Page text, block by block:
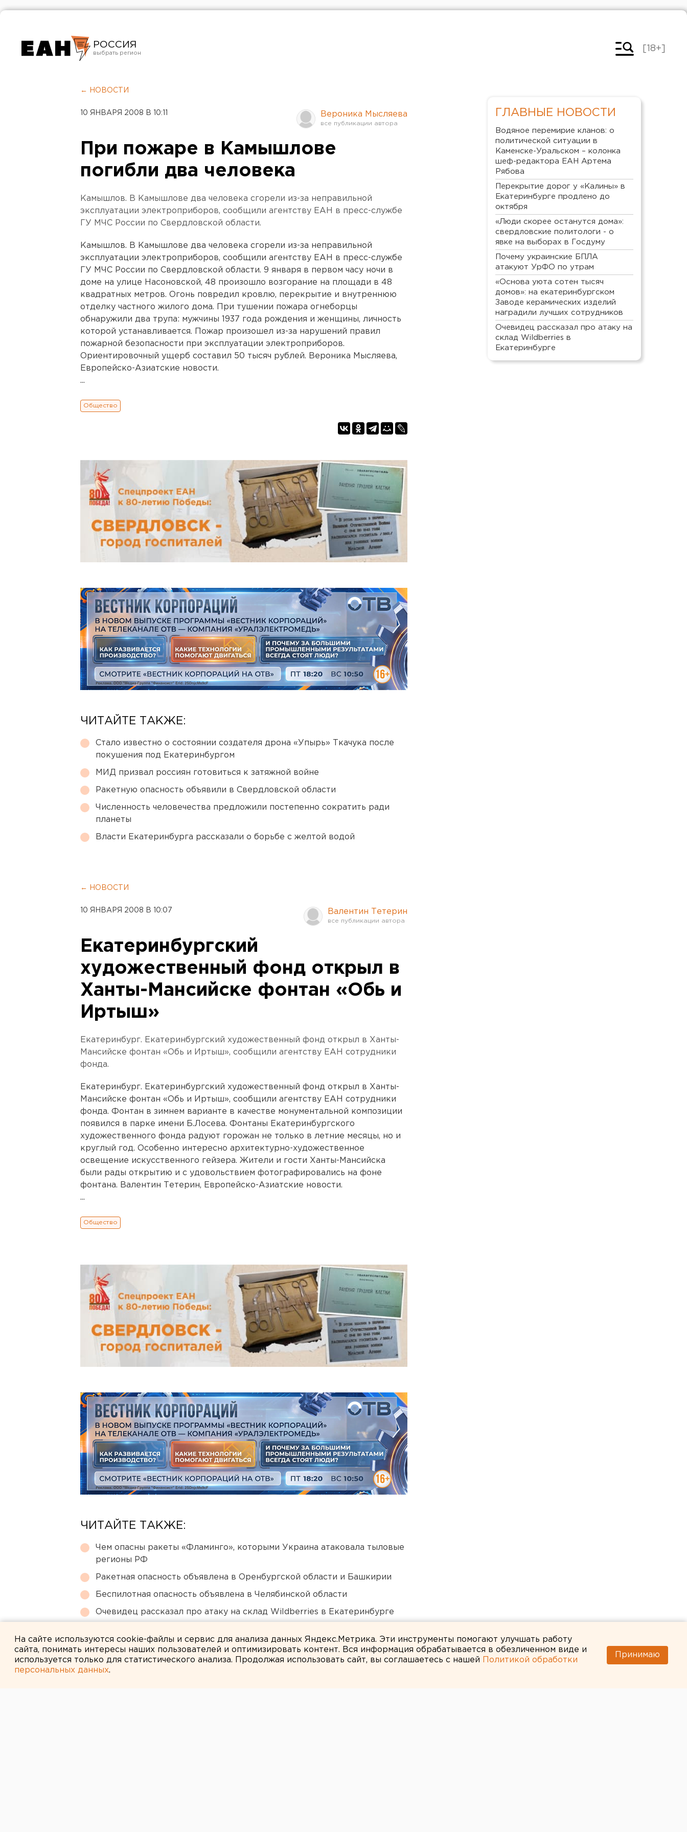
РОССИЯ
Челябинск
[18+]
← НОВОСТИ
10 ЯНВАРЯ 2008 В 10:11 Вероника Мысляева
При пожаре в Камышлове
погибли два человека
Камышлов. В Камышлове два человека сгорели из-за неправильной
эксплуатации электроприборов, сообщили агентству ЕАН в пресс-службе
ГУ МЧС России по Свердловской области.
Камышлов. В Камышлове два человека сгорели из-за неправильной
эксплуатации электроприборов, сообщили агентству ЕАН в пресс-службе
ГУ МЧС России по Свердловской области. 9 января в первом часу ночи в
доме на улице Насоновской, 48 произошло возгорание на площади в 48
квадратных метров. Огонь повредил кровлю, перекрытие и внутреннюю
отделку частного жилого дома. При тушении пожара огнеборцы
обнаружили два трупа: мужчины 1937 года рождения и женщины, личность
которой устанавливается. Пожар произошел из-за нарушений правил
пожарной безопасности при эксплуатации электроприборов.
Ориентировочный ущерб составил 50 тысяч рублей. Вероника Мысляева,
Европейско-Азиатские новости.
...
Общество
ЧИТАЙТЕ ТАКЖЕ:
Стало известно о состоянии создателя дрона «Упырь» Ткачука после
покушения под Екатеринбургом
МИД призвал россиян готовиться к затяжной войне
Ракетную опасность объявили в Свердловской области
Численность человечества предложили постепенно сократить ради
планеты
Власти Екатеринбурга рассказали о борьбе с желтой водой
← НОВОСТИ
10 ЯНВАРЯ 2008 В 10:07 Валентин Тетерин
Екатеринбургский
художественный фонд открыл в
Ханты-Мансийске фонтан «Обь и
Иртыш»
Екатеринбург. Екатеринбургский художественный фонд открыл в Ханты-
Мансийске фонтан «Обь и Иртыш», сообщили агентству ЕАН сотрудники
фонда.
Екатеринбург. Екатеринбургский художественный фонд открыл в Ханты-
Мансийске фонтан «Обь и Иртыш», сообщили агентству ЕАН сотрудники
фонда. Фонтан в зимнем варианте в качестве монументальной композиции
появился в парке имени Б.Лосева. Фонтаны Екатеринбургского
художественного фонда радуют горожан не только в летние месяцы, но и
круглый год. Особенно интересно архитектурно-художественное
освещение искусственного гейзера. Жители и гости Ханты-Мансийска
были рады открытию и с удовольствием фотографировались на фоне
фонтана. Валентин Тетерин, Европейско-Азиатские новости.
...
Общество
ЧИТАЙТЕ ТАКЖЕ:
Чем опасны ракеты «Фламинго», которыми Украина атаковала тыловые
регионы РФ
Ракетная опасность объявлена в Оренбургской области и Башкирии
Беспилотная опасность объявлена в Челябинской области
Очевидец рассказал про атаку на склад Wildberries в Екатеринбурге
ГЛАВНЫЕ НОВОСТИ
Водяное перемирие кланов: о
политической ситуации в
Каменске-Уральском – колонка
шеф-редактора ЕАН Артема
Рябова
Перекрытие дорог у «Калины» в
Екатеринбурге продлено до
октября
«Люди скорее останутся дома»:
свердловские политологи - о
явке на выборах в Госдуму
Почему украинские БПЛА
атакуют УрФО по утрам
«Основа уюта сотен тысяч
домов»: на екатеринбургском
Заводе керамических изделий
наградили лучших сотрудников
Очевидец рассказал про атаку на
склад Wildberries в
Екатеринбурге
На сайте используются cookie-файлы и сервис для анализа данных Яндекс.Метрика. Эти инструменты помогают улучшать работу
сайта, понимать интересы наших пользователей и оптимизировать контент. Вся информация обрабатывается в обезличенном виде и
используется только для статистического анализа. Продолжая использовать сайт, вы соглашаетесь с нашей
Политикой обработки
персональных данных.
Принимаю